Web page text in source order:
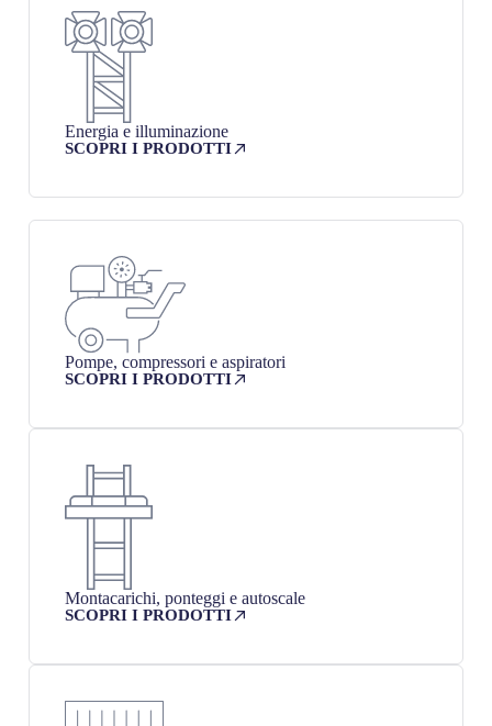
Energia e illuminazione
SCOPRI I PRODOTTI
Pompe, compressori e aspiratori
SCOPRI I PRODOTTI
Montacarichi, ponteggi e autoscale
SCOPRI I PRODOTTI